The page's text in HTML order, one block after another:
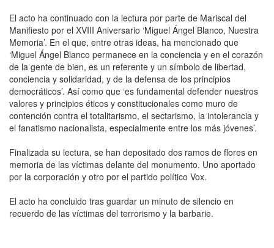
El acto ha continuado con la lectura por parte de Mariscal del
Manifiesto por el XVIII Aniversario ‘Miguel Ángel Blanco, Nuestra
Memoria’. En el que, entre otras ideas, ha mencionado que
‘Miguel Ángel Blanco permanece en la conciencia y en el corazón
de la gente de bien, es un referente y un símbolo de libertad,
conciencia y solidaridad, y de la defensa de los principios
democráticos’. Así como que ‘es fundamental defender nuestros
valores y principios éticos y constitucionales como muro de
contención contra el totalitarismo, el sectarismo, la intolerancia y
el fanatismo nacionalista, especialmente entre los más jóvenes’.
Finalizada su lectura, se han depositado dos ramos de flores en
memoria de las víctimas delante del monumento. Uno aportado
por la corporación y otro por el partido político Vox.
El acto ha concluido tras guardar un minuto de silencio en
recuerdo de las víctimas del terrorismo y la barbarie.